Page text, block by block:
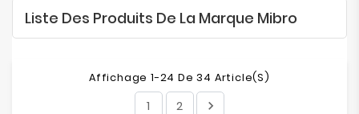
Liste Des Produits De La Marque Mibro
Affichage 1-24 De 34 Article(s)
1 2 